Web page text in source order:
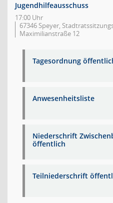
Jugendhilfeausschuss
17:00 Uhr
67346 Speyer,
Maximilianstraße 12
Tagesordnung
Anwesenheitsliste
Niederschrift
öffentlich
Teilniederschrift